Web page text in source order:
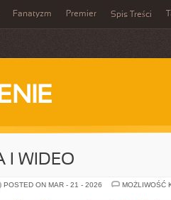
Fanatyzm Premier Spis Treści
I WIDEO
POSTED ON MAR - 21 - 2026
MOŻLIWOŚĆ